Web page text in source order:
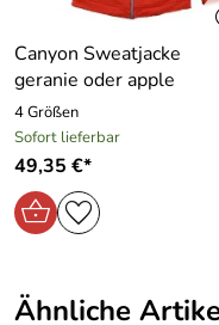
Hersteller: Scoretex
Ottensoos,
Canyon Sweatjacke
geranie oder apple
4 Größen
Sofort lieferbar
49,35 €*
Ähnliche